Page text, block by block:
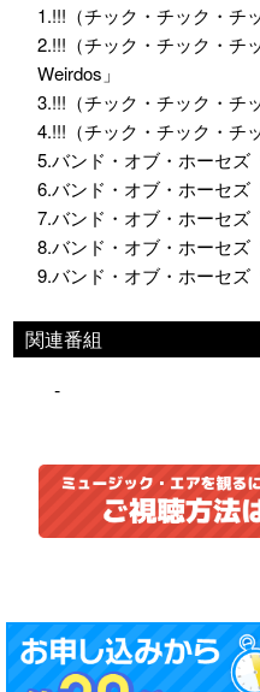
1.!!!（チック・チック・チ
2.!!!（チック・チック・チ
Weirdos」
3.!!!（チック・チック・チ
4.!!!（チック・チック・チ
5.バンド・オブ・ホーセズ
6.バンド・オブ・ホーセズ
7.バンド・オブ・ホーセズ
8.バンド・オブ・ホーセズ
9.バンド・オブ・ホーセズ
関連番組
-